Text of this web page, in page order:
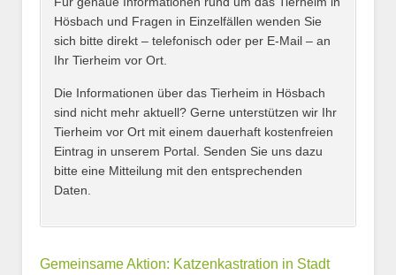
Kontaktmöglichkeiten
Hösbach und Fragen in Einzelfällen wenden Sie
sich bitte direkt – telefonisch oder per E-Mail – an
Ihr Tierheim vor Ort.
Die Informationen über das Tierheim in Hösbach
sind nicht mehr aktuell? Gerne unterstützen wir Ihr
Tierheim vor Ort mit einem dauerhaft kostenfreien
Eintrag in unserem Portal. Senden Sie uns dazu
bitte eine Mitteilung mit den entsprechenden
Daten.
Gemeinsame Aktion: Katzenkastration in Stadt